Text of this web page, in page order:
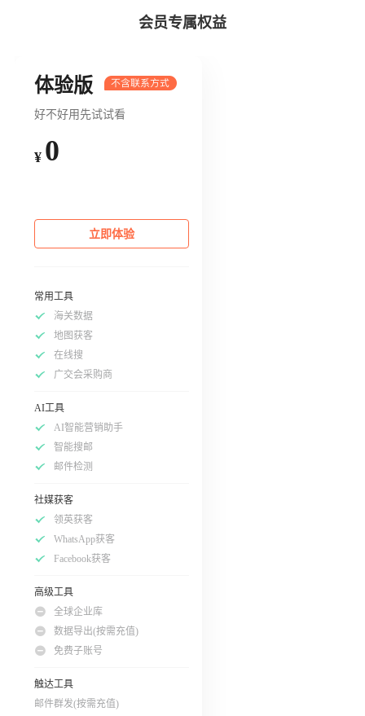
会员专属权益
体验版
好不好用先试试看
¥ 0
立即体验
常用工具
海关数据
地图获客
在线搜
广交会采购商
AI工具
AI智能营销助手
智能搜邮
邮件检测
社媒获客
领英获客
WhatsApp获客
Facebook获客
高级工具
全球企业库
数据导出(按需充值)
免费子账号
触达工具
邮件群发(按需充值)